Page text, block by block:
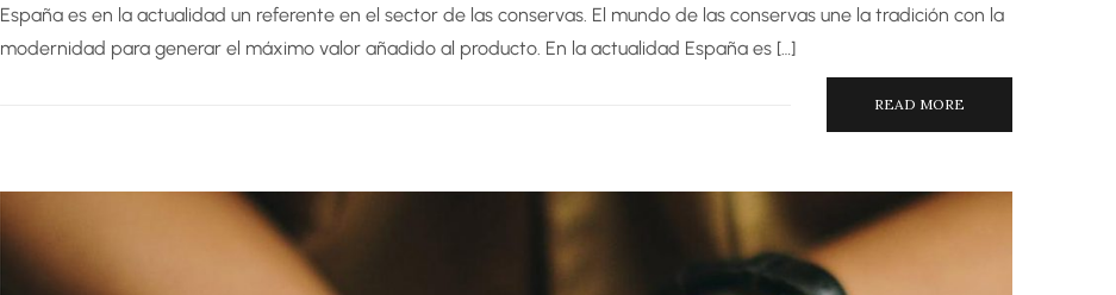
España es en la actualidad un referente en el sector de las conservas. El mundo de las conservas une la tradición con la
modernidad para generar el máximo valor añadido al producto. En la actualidad España es […]
READ MORE